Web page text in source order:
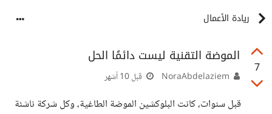
ريادة الأعمال
7
الموضة التقنية ليست دائمًا الحل
قبل 10 أشهر
قبل سنوات، كانت البلوكشين الموضة الطاغية، وكل شركة ناشئة